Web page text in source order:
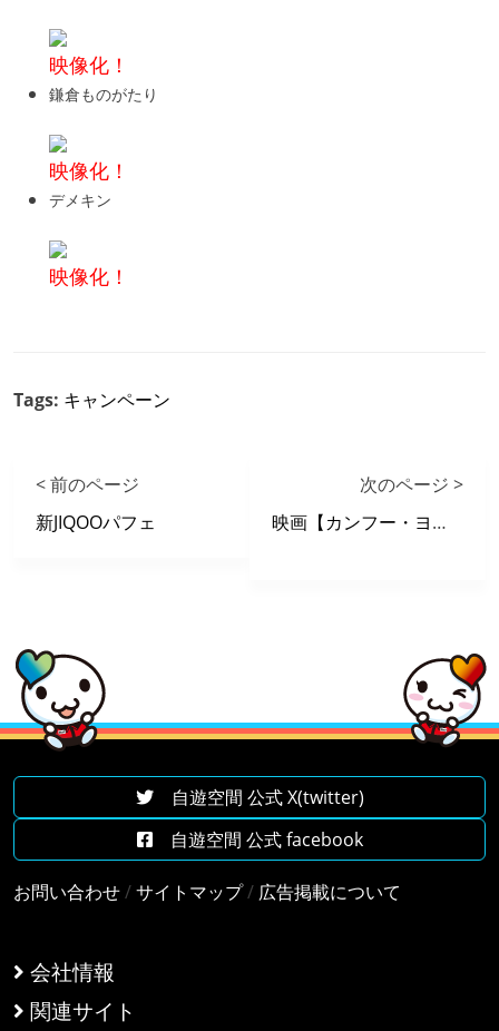
映像化！
鎌倉ものがたり
映像化！
デメキン
映像化！
Tags: キャンペーン
< 前のページ
新JIQOOパフェ
次のページ >
映画【カンフー・ヨガ】 X 自遊空間 タイアップキャンペーン
会社情報
関連サイト
自遊空間 公式 X(twitter)
自遊空間 公式 facebook
お問い合わせ/サイトマップ/ 広告掲載について